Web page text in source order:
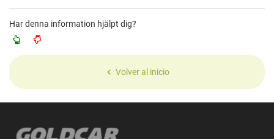
Har denna information hjälpt dig?
Volver al inicio